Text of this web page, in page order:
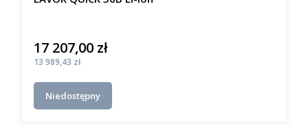
Cena
17 207,00 zł
Cena
13 989,43 zł
Niedostępny